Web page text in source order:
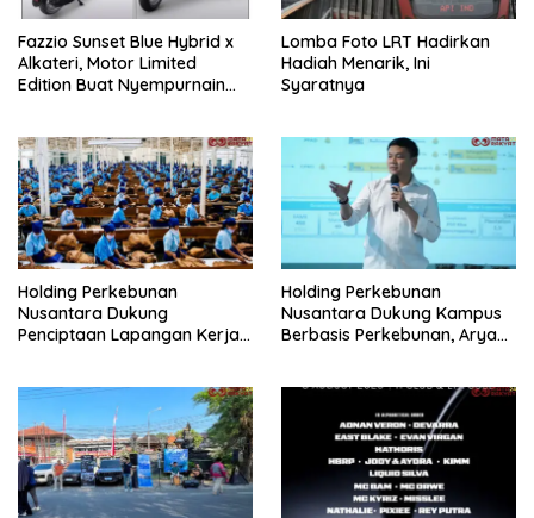
Fazzio Sunset Blue Hybrid x
Alkateri, Motor Limited
Edition Buat Nyempurnain
Lomba Foto LRT Hadirkan
Hadiah Menarik, Ini
Syaratnya
Holding Perkebunan
Nusantara Dukung
Penciptaan Lapangan Kerja,
Holding Perkebunan
Nusantara Dukung Kampus
Berbasis Perkebunan, Arya
Pertama Magister ITSI